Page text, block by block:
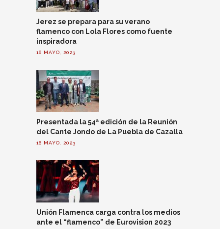
Jerez se prepara para su verano
flamenco con Lola Flores como fuente
inspiradora
16 MAYO, 2023
Presentada la 54ª edición de la Reunión
del Cante Jondo de La Puebla de Cazalla
16 MAYO, 2023
Unión Flamenca carga contra los medios
ante el “flamenco” de Eurovision 2023